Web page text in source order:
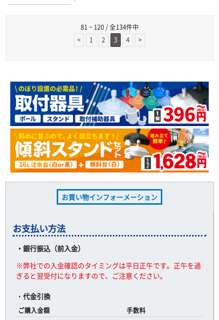
81 ~ 120 / 全134件中
<
1 2 3 4 >
お買い物インフォーメーション
お支払い方法
・銀行振込（前入金）
※弊社での入金確認のタイミングは平日正午です。正午を過
ぎると翌受付になりますので、ご注意ください。
・ 代金引換
ご購入金額
手数料